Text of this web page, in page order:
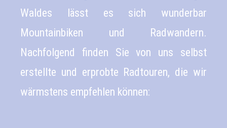
Waldes lässt es sich wunderbar
Mountainbiken und Radwandern.
Nachfolgend finden Sie von uns selbst
erstellte und erprobte Radtouren, die wir
wärmstens empfehlen können: